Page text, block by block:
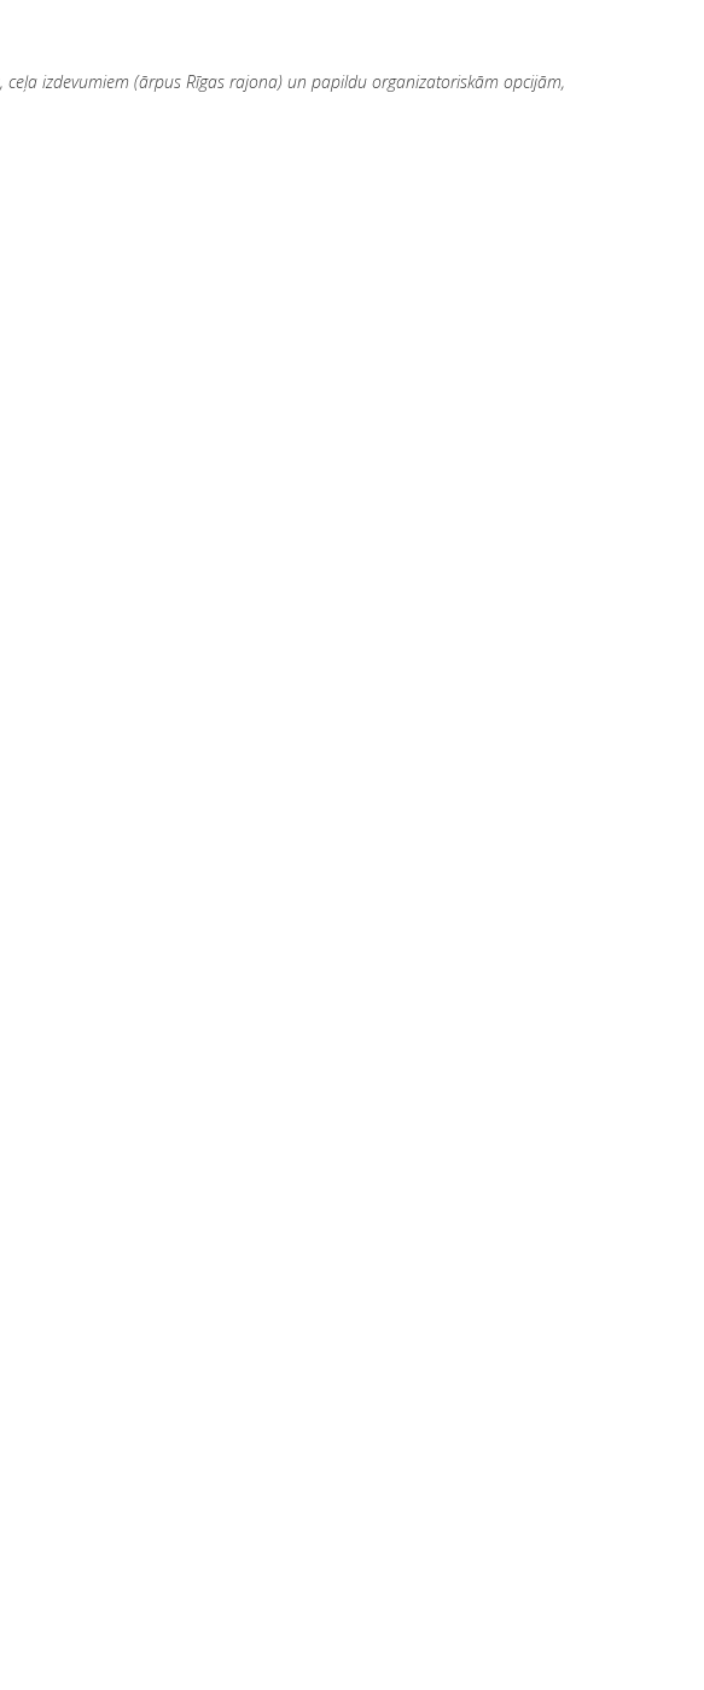
izdevumiem (ārpus Rīgas rajona) un papildu organizatoriskām opcijām,